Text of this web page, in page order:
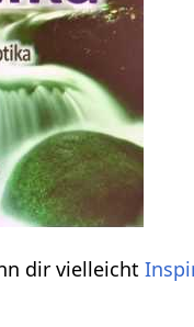
dir vielleicht